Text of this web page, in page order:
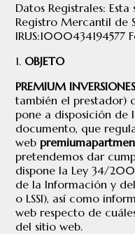
Datos Registrales:
Registro Mercantil de
IRUS:1000434194577
OBJETO
PREMIUM
también el prestador)
pone a disposición de
documento, que
web
pretendemos dar
dispone la Ley 34/
de la Información y
o LSSI), así como
web respecto de
del sitio web.